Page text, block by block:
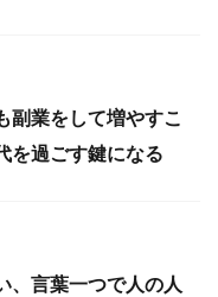
副業をして増やすこ
を過ごす鍵になる
、言葉一つで人の人